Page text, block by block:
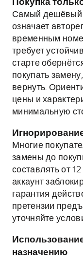
Покупка
Самый дешёвый
означает
временным
требует
старте
покупать
вернуть.
цены и
минимальную
Многие
замены до
составлять от
аккаунт
гарантия
претензии
уточняйте
назначению